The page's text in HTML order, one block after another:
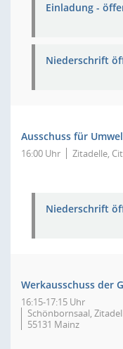
Einladung -
Niederschrift
Ausschuss für
16:00 Uhr Zitadelle,
Niederschrift
Werkausschuss der
16:15-17:15 Uhr
Schönbornsaal,
55131 Mainz